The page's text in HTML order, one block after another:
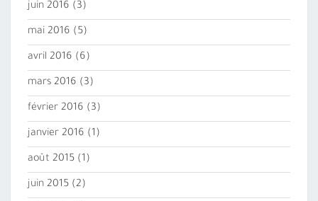
juin 2016 (3)
mai 2016 (5)
avril 2016 (6)
mars 2016 (3)
février 2016 (3)
janvier 2016 (1)
août 2015 (1)
juin 2015 (2)